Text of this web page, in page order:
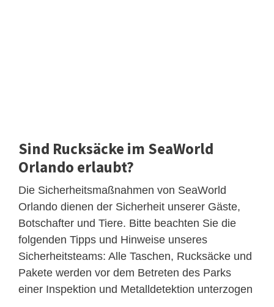
Sind Rucksäcke im SeaWorld
Orlando erlaubt?
Die Sicherheitsmaßnahmen von SeaWorld
Orlando dienen der Sicherheit unserer Gäste,
Botschafter und Tiere. Bitte beachten Sie die
folgenden Tipps und Hinweise unseres
Sicherheitsteams: Alle Taschen, Rucksäcke und
Pakete werden vor dem Betreten des Parks
einer Inspektion und Metalldetektion unterzogen